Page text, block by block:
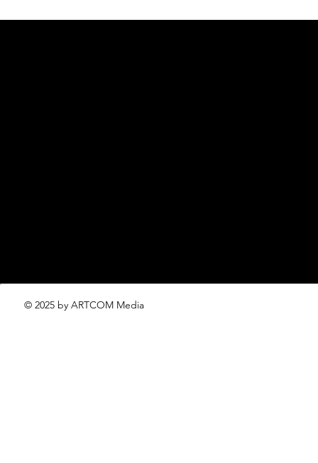
© 2025 by ARTCOM Media